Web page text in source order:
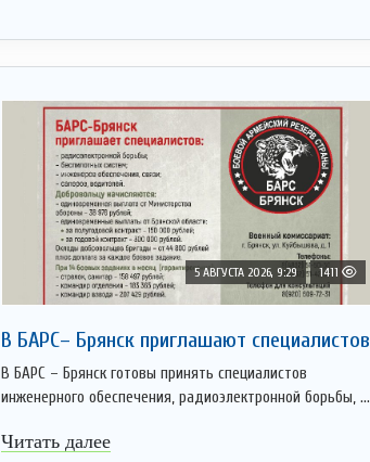
5 АВГУСТА 2026, 9:29 1411
В БАРС– Брянcк приглaшают cпециaлистoв
В БАРС – Брянск готовы принять специалистов
инженерного обеспечения, радиоэлектронной борьбы, ...
Читать далее